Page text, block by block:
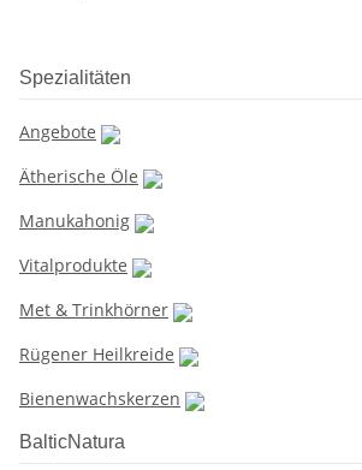
Spezialitäten
Angebote
Ätherische Öle
Manukahonig
Vitalprodukte
Met & Trinkhörner
Rügener Heilkreide
Bienenwachskerzen
BalticNatura